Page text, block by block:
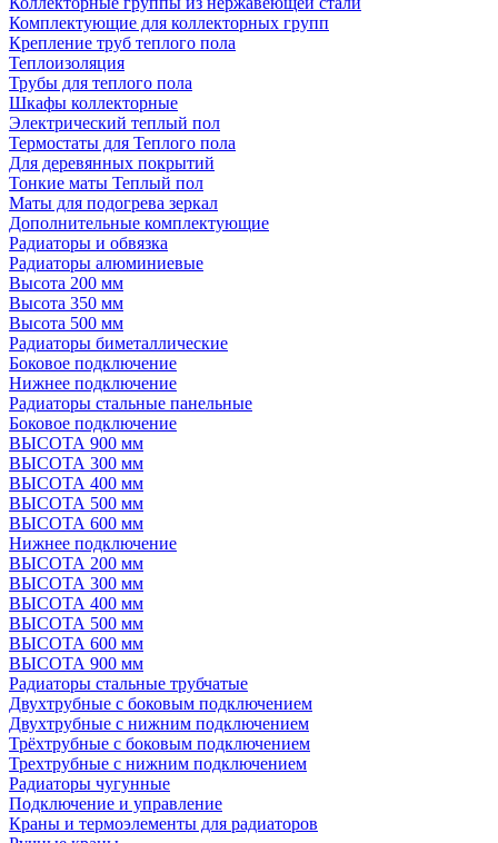
Комплектующие для коллекторных групп
Крепление труб теплого пола
Теплоизоляция
Трубы для теплого пола
Шкафы коллекторные
Электрический теплый пол
Термостаты для Теплого пола
Для деревянных покрытий
Тонкие маты Теплый пол
Маты для подогрева зеркал
Дополнительные комплектующие
Радиаторы и обвязка
Радиаторы алюминиевые
Высота 200 мм
Высота 350 мм
Высота 500 мм
Радиаторы биметаллические
Боковое подключение
Нижнее подключение
Радиаторы стальные панельные
Боковое подключение
ВЫСОТА 900 мм
ВЫСОТА 300 мм
ВЫСОТА 400 мм
ВЫСОТА 500 мм
ВЫСОТА 600 мм
Нижнее подключение
ВЫСОТА 200 мм
ВЫСОТА 300 мм
ВЫСОТА 400 мм
ВЫСОТА 500 мм
ВЫСОТА 600 мм
ВЫСОТА 900 мм
Радиаторы стальные трубчатые
Двухтрубные с боковым подключением
Двухтрубные с нижним подключением
Трёхтрубные с боковым подключением
Трехтрубные с нижним подключением
Радиаторы чугунные
Подключение и управление
Краны и термоэлементы для радиаторов